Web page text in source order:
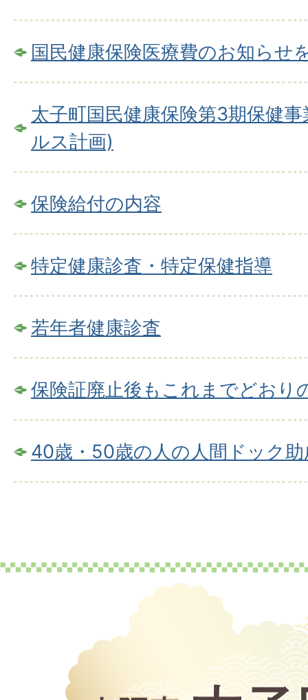
国民健康保険医療費のお知らせ
太子町国民健康保険第3期保健
ルス計画)
保険給付の内容
特定健康診査・特定保健指導
若年者健康診査
保険証廃止後もこれまでどおり
40歳・50歳の人の人間ドック助